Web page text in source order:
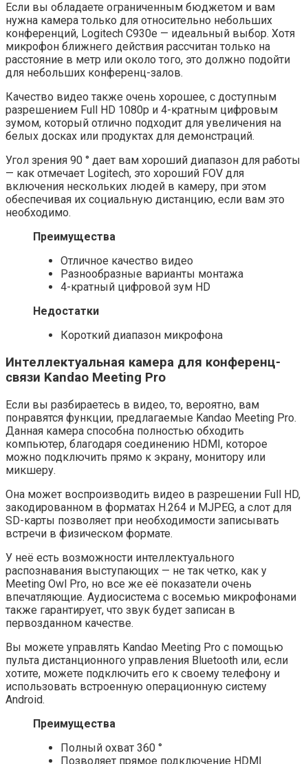
Если вы обладаете ограниченным бюджетом и вам
нужна камера только для относительно небольших
конференций, Logitech C930e — идеальный выбор. Хотя
микрофон ближнего действия рассчитан только на
расстояние в метр или около того, это должно подойти
для небольших конференц-залов.
Качество видео также очень хорошее, с доступным
разрешением Full HD 1080p и 4-кратным цифровым
зумом, который отлично подходит для увеличения на
белых досках или продуктах для демонстраций.
Угол зрения 90 ° дает вам хороший диапазон для работы
— как отмечает Logitech, это хороший FOV для
включения нескольких людей в камеру, при этом
обеспечивая их социальную дистанцию, если вам это
необходимо.
Преимущества
Отличное качество видео
Разнообразные варианты монтажа
4-кратный цифровой зум HD
Недостатки
Короткий диапазон микрофона
Интеллектуальная камера для конференц-
связи Kandao Meeting Pro
Если вы разбираетесь в видео, то, вероятно, вам
понравятся функции, предлагаемые Kandao Meeting Pro.
Данная камера способна полностью обходить
компьютер, благодаря соединению HDMI, которое
можно подключить прямо к экрану, монитору или
микшеру.
Она может воспроизводить видео в разрешении Full HD,
закодированном в форматах H.264 и MJPEG, а слот для
SD-карты позволяет при необходимости записывать
встречи в физическом формате.
У неё есть возможности интеллектуального
распознавания выступающих — не так четко, как у
Meeting Owl Pro, но все же её показатели очень
впечатляющие. Аудиосистема с восемью микрофонами
также гарантирует, что звук будет записан в
первозданном качестве.
Вы можете управлять Kandao Meeting Pro с помощью
пульта дистанционного управления Bluetooth или, если
хотите, можете подключить его к своему телефону и
использовать встроенную операционную систему
Android.
Преимущества
Полный охват 360 °
Позволяет прямое подключение HDMI